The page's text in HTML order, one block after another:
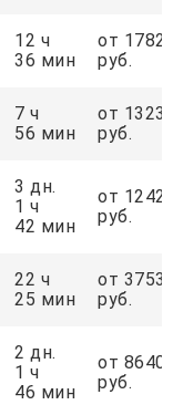
12 ч
36 мин
от
руб.
7 ч
56 мин
от
руб.
3 дн.
1 ч
42 мин
от
руб.
22 ч
25 мин
от
руб.
2 дн.
1 ч
46 мин
от
руб.